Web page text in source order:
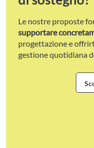
Le nostre proposte
supportare
progettazione e
gestione quotidiana